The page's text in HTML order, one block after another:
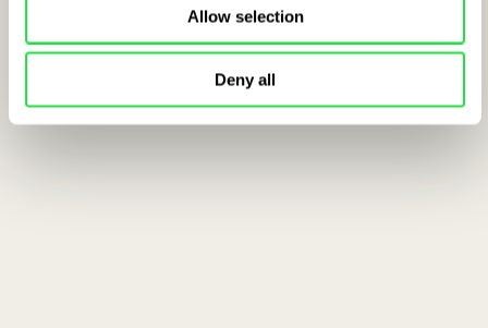
Allow selection
Deny all